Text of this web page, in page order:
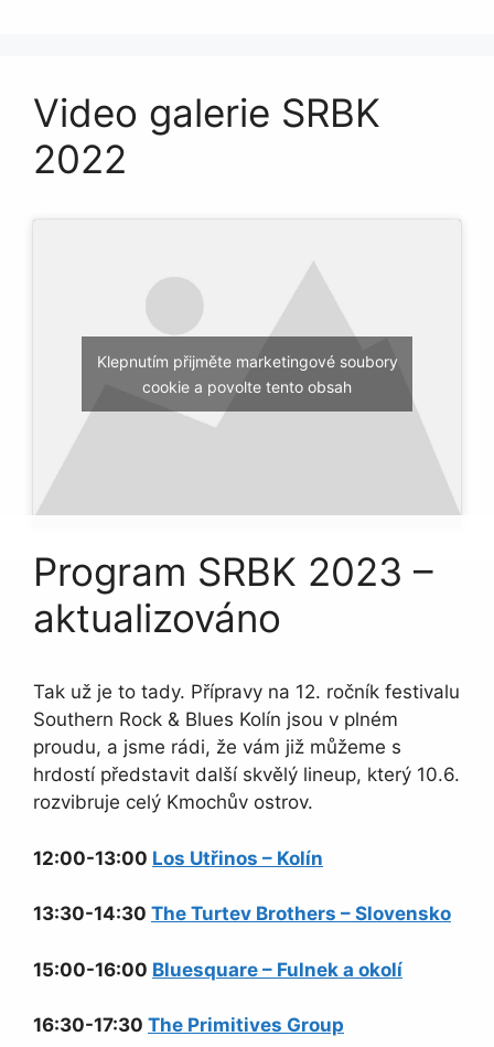
Video galerie SRBK
2022
Klepnutím přijměte marketingové soubory
cookie a povolte tento obsah
Program SRBK 2023 –
aktualizováno
Tak už je to tady. Přípravy na 12. ročník festivalu
Southern Rock & Blues Kolín jsou v plném
proudu, a jsme rádi, že vám již můžeme s
hrdostí představit další skvělý lineup, který 10.6.
rozvibruje celý Kmochův ostrov.
12:00-13:00 Los Utřinos – Kolín
13:30-14:30 The Turtev Brothers – Slovensko
15:00-16:00 Bluesquare – Fulnek a okolí
16:30-17:30 The Primitives Group